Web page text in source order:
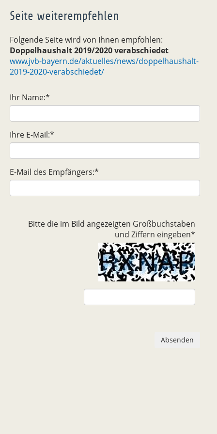
Seite weiterempfehlen
Folgende Seite wird von Ihnen empfohlen:
Doppelhaushalt 2019/2020 verabschiedet
www.jvb-bayern.de/aktuelles/news/doppelhaushalt-
2019-2020-verabschiedet/
Ihr Name:*
Ihre E-Mail:*
E-Mail des Empfängers:*
Bitte die im Bild angezeigten Großbuchstaben
und Ziffern eingeben*
Absenden